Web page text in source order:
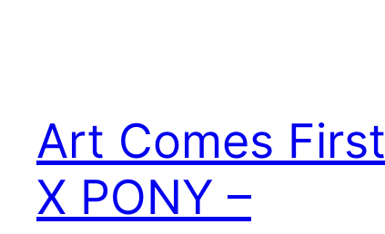
Art Comes First
X PONY –